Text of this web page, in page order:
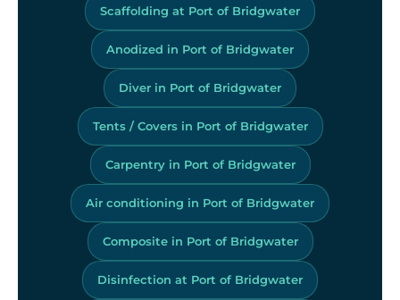
Scaffolding at Port of Bridgwater
Anodized in Port of Bridgwater
Diver in Port of Bridgwater
Tents / Covers in Port of Bridgwater
Carpentry in Port of Bridgwater
Air conditioning in Port of Bridgwater
Composite in Port of Bridgwater
Disinfection at Port of Bridgwater